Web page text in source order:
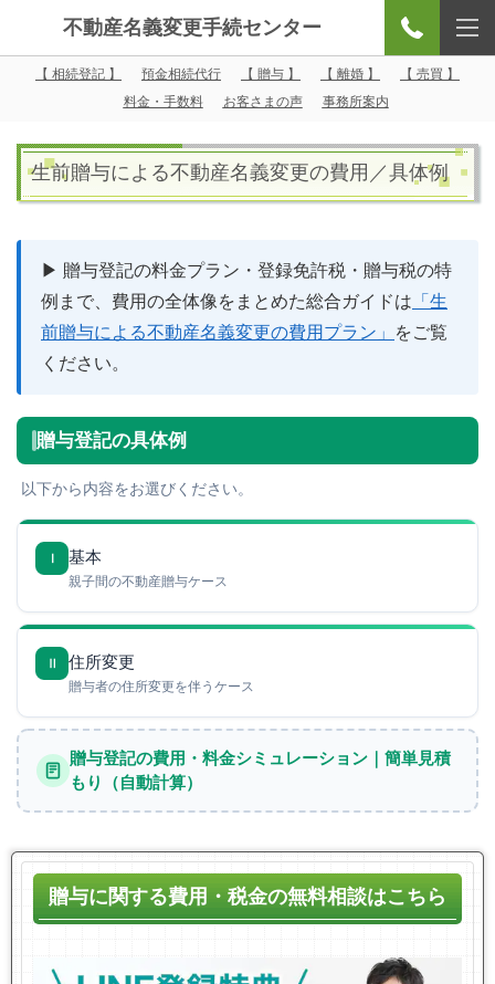
不動産名義変更手続センター
【 相続登記 】 預金相続代行 【 贈与 】 【 離婚 】
【 売買 】
料金・手数料
お客さまの声 事務所案内
生前贈与による不動産名義変更の費用／具体例
▶ 贈与登記の料金プラン・登録免許税・贈与税の特
例まで、費用の全体像をまとめた総合ガイドは 「生
前贈与による不動産名義変更の費用プラン」
をご覧
ください。
贈与登記の具体例
以下から内容をお選びください。
Ⅰ 基本
親子間の不動産贈与ケース
Ⅱ 住所変更
贈与者の住所変更を伴うケース
贈与登記の費用・料金シミュレーション｜簡単見積
もり（自動計算）
贈与に関する費用・税金の無料相談はこちら